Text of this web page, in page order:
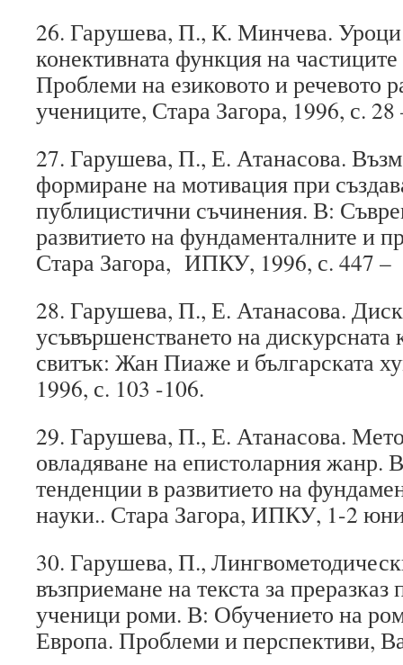
26. Гарушева, П., К. Минчева. Уроци
конективната функция на
Проблеми на езиковото и речевото
учениците, Стара Загора, 1996, с. 28
27. Гарушева, П., Е. Атанасова.
формиране на мотивация при
публицистични съчинения. В:
развитието на фундаменталните и
Стара Загора, ИПКУ, 1996, с. 447 –
28. Гарушева, П., Е. Атанасова.
усъвършенстването на дискурсната
свитък: Жан Пиаже и българската
1996, с. 103 -106.
29. Гарушева, П., Е. Атанасова.
овладяване на епистоларния жанр.
тенденции в развитието на
науки.. Стара Загора, ИПКУ, 1-2
30. Гарушева, П.,
възприемане на текста за
ученици роми. В: Обучението на
Европа. Проблеми и перспективи,